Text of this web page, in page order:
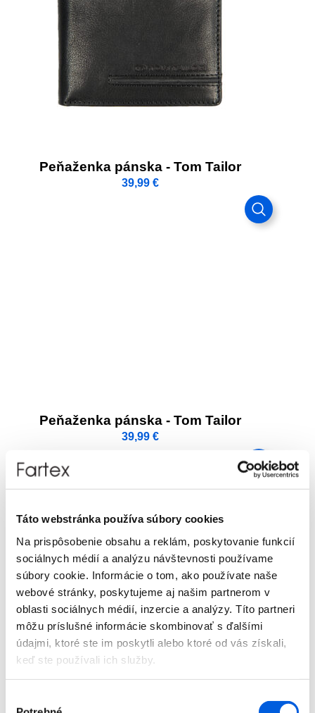
Táto webstránka používa súbory cookies
Na prispôsobenie obsahu a reklám, poskytovanie funkcií
sociálnych médií a analýzu návštevnosti používame
súbory cookie. Informácie o tom, ako používate naše
webové stránky, poskytujeme aj našim partnerom v
oblasti sociálnych médií, inzercie a analýzy. Títo partneri
môžu príslušné informácie skombinovať s ďalšími
údajmi, ktoré ste im poskytli alebo ktoré od vás získali,
keď ste používali ich služby.
Peňaženka pánska - Tom Tailor
39,99 €
Peňaženka pánska - Tom Tailor
39,99 €